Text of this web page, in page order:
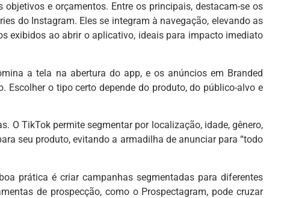
e orçamentos. Entre os principais, destacam-se os
do Instagram. Eles se integram à navegação, elevando as
exibidos ao abrir o aplicativo, ideais para impacto imediato
a tela na abertura do app, e os anúncios em Branded
o tipo certo depende do produto, do público-alvo e
O TikTok permite segmentar por localização, idade, gênero,
seu produto, evitando a armadilha de anunciar para “todo
prática é criar campanhas segmentadas para diferentes
de prospecção, como o Prospectagram, pode cruzar